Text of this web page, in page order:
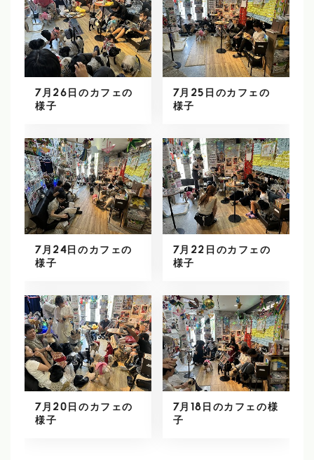
7月26日のカフェの
様子
7月25日のカフェの
様子
7月24日のカフェの
様子
7月22日のカフェの
様子
7月20日のカフェの
様子
7月18日のカフェの様
子